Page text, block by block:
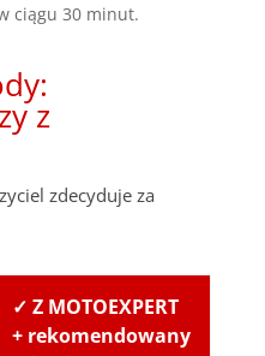
ciągu 30 minut.
z
zdecyduje za
✓ Z MOTOEXPERT
+ rekomendowany